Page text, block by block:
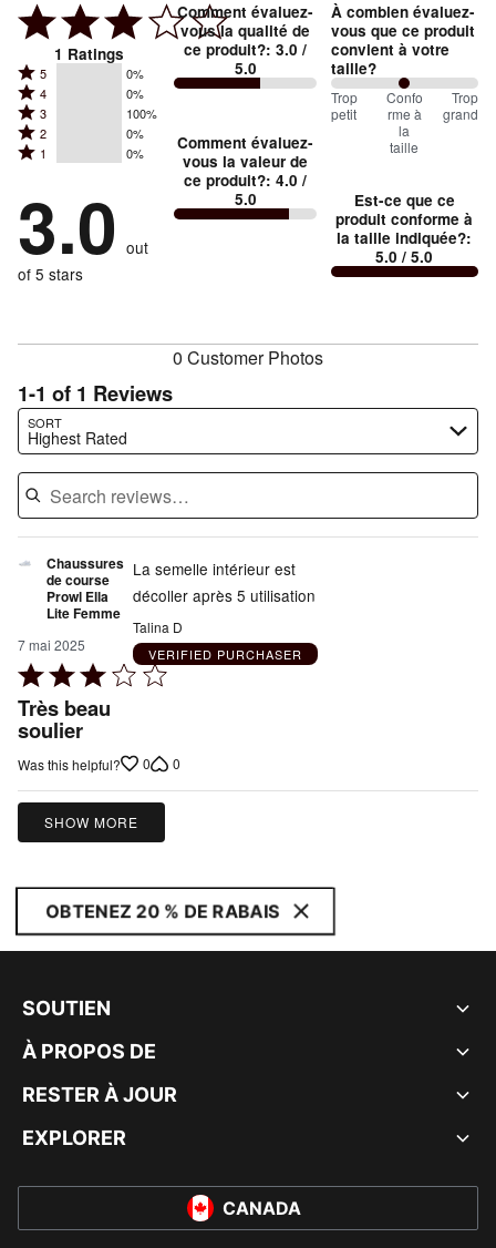
1 Ratings
Rated
5
stars
by
of
reviewers
5 0%
Rated
4
stars
by
of
reviewers
4 0%
Rated
3
stars
100%
of
reviewers
3 100%
Rated
2
by
0%
of
reviewers
2 0%
Rated
stars
by
0%
of
1 0%
3.0 out
of 5 stars
Comment évaluez-
vous la qualité de
ce produit?:3.0 /
5.0
Comment évaluez-
vous la valeur de
ce produit?:4.0 /
5.0
À combien évaluez-
vous que ce produit
convient à votre
taille?
100
between
and
Conforme
à
Trop
petit
Confo
rme à
la
taille
Trop
grand
Est-ce que ce
produit conforme à
la taille indiquée?:
5.0 / 5.0
0 Customer Photos
1-1 of 1 Reviews
SORT
Highest Rated
Search reviews…
Chaussures
de course
Prowl Ella
Lite Femme
7 mai 2025
Rated
3
out
Très beau
soulier
La semelle intérieur est
décoller après 5 utilisation
Talina D
VERIFIED PURCHASER
Was this helpful? 0 0
SHOW MORE
OBTENEZ 20 % DE RABAIS
SOUTIEN
À PROPOS DE
RESTER À JOUR
EXPLORER
CANADA